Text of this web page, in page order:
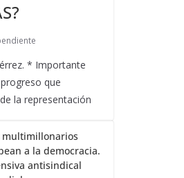
* Importante
que
la representación
multimillonarios
a la democracia.
antisindical